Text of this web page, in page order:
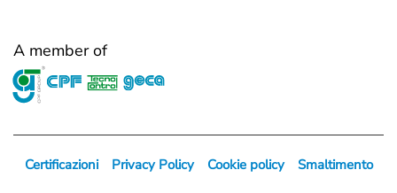
A member of
Certificazioni Privacy Policy Cookie policy Smaltimento